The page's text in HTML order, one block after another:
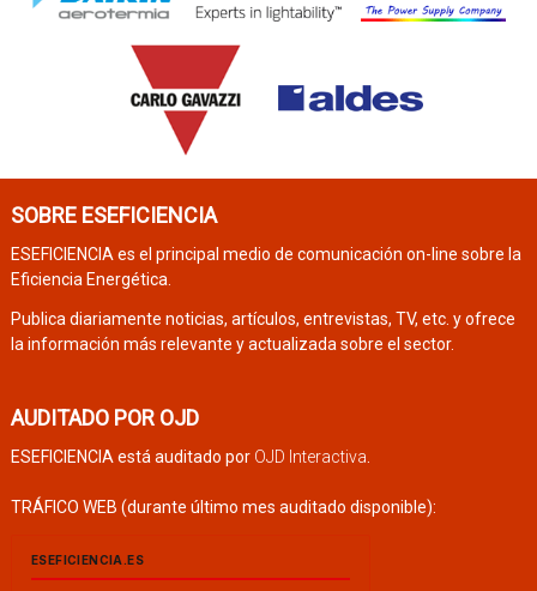
SOBRE ESEFICIENCIA
ESEFICIENCIA es el principal medio de comunicación on-line sobre la
Eficiencia Energética.
Publica diariamente noticias, artículos, entrevistas, TV, etc. y ofrece
la información más relevante y actualizada sobre el sector.
AUDITADO POR OJD
ESEFICIENCIA está auditado por OJD Interactiva.
TRÁFICO WEB (durante último mes auditado disponible):